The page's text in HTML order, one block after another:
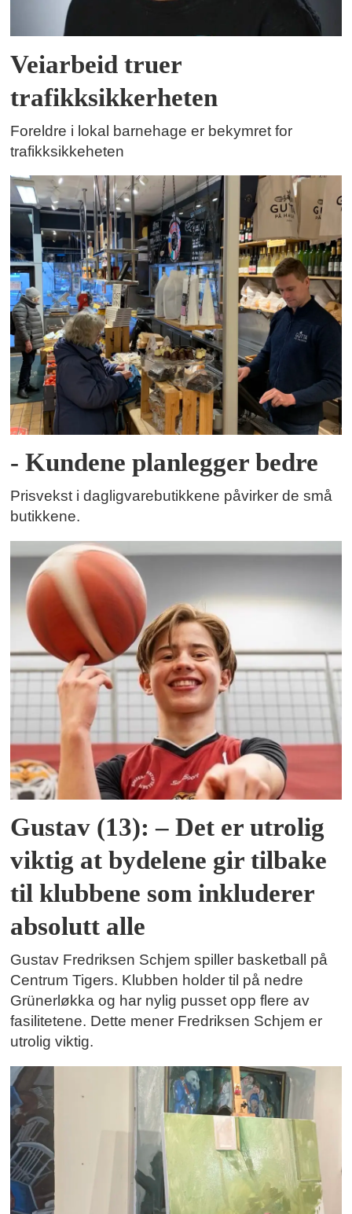
Veiarbeid truer
trafikksikkerheten
Foreldre i lokal barnehage er bekymret for
trafikksikkeheten
- Kundene planlegger bedre
Prisvekst i dagligvarebutikkene påvirker de små
butikkene.
Gustav (13): – Det er utrolig
viktig at bydelene gir tilbake
til klubbene som inkluderer
absolutt alle
Gustav Fredriksen Schjem spiller basketball på
Centrum Tigers. Klubben holder til på nedre
Grünerløkka og har nylig pusset opp flere av
fasilitetene. Dette mener Fredriksen Schjem er
utrolig viktig.